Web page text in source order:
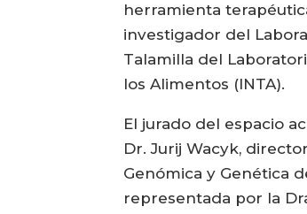
herramienta
investigador del
Talamilla del
los Alimentos (INTA).
El jurado del espacio
Dr. Jurij Wacyk,
Genómica y Genética
representada por la